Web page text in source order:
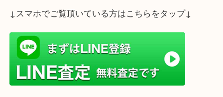
ライン査定始めました☆お友だち登録お願いしま
↓スマホでご覧頂いている方はこちらをタップ↓